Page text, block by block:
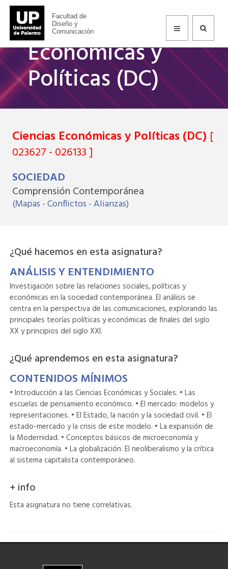
Facultad de
Diseño y
Comunicación
Ciencias
Económicas y
Políticas (DC)
Ciencias Económicas y Políticas (DC) [
023627 - 026133 ]
SOCIEDAD
Comprensión Contemporánea
(Mapas - Conflictos - Alianzas)
¿Qué hacemos en esta asignatura?
ANÁLISIS Y ENTENDIMIENTO
Investigación sobre las relaciones sociales, políticas y
económicas en la sociedad contemporánea. El análisis se
centra en la perspectiva de las comunicaciones, explorando las
principales teorías políticas y económicas de finales del siglo
XX y principios del siglo XXI.
¿Qué aprendemos en esta asignatura?
CONTENIDOS MÍNIMOS
• Introducción a las Ciencias Económicas y Sociales. • Las
escuelas de pensamiento económico. • El mercado: modelos y
representaciones. • El Estado, la nación y la sociedad civil. • El
estado-mercado y la crisis de este modelo. • La expansión de
la Modernidad. • Conceptos básicos de microeconomía y
macroeconomía. • La globalización. El neoliberalismo y la crítica
al sistema capitalista contemporáneo.
+ info
Esta asignatura no tiene correlativas.